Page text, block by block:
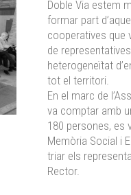
Doble Via estem
formar part
cooperatives que
de
heterogeneïtat
tot el territori.
En el marc de
va comptar amb
180 persones, es
Memòria Social i
triar els
Rector.